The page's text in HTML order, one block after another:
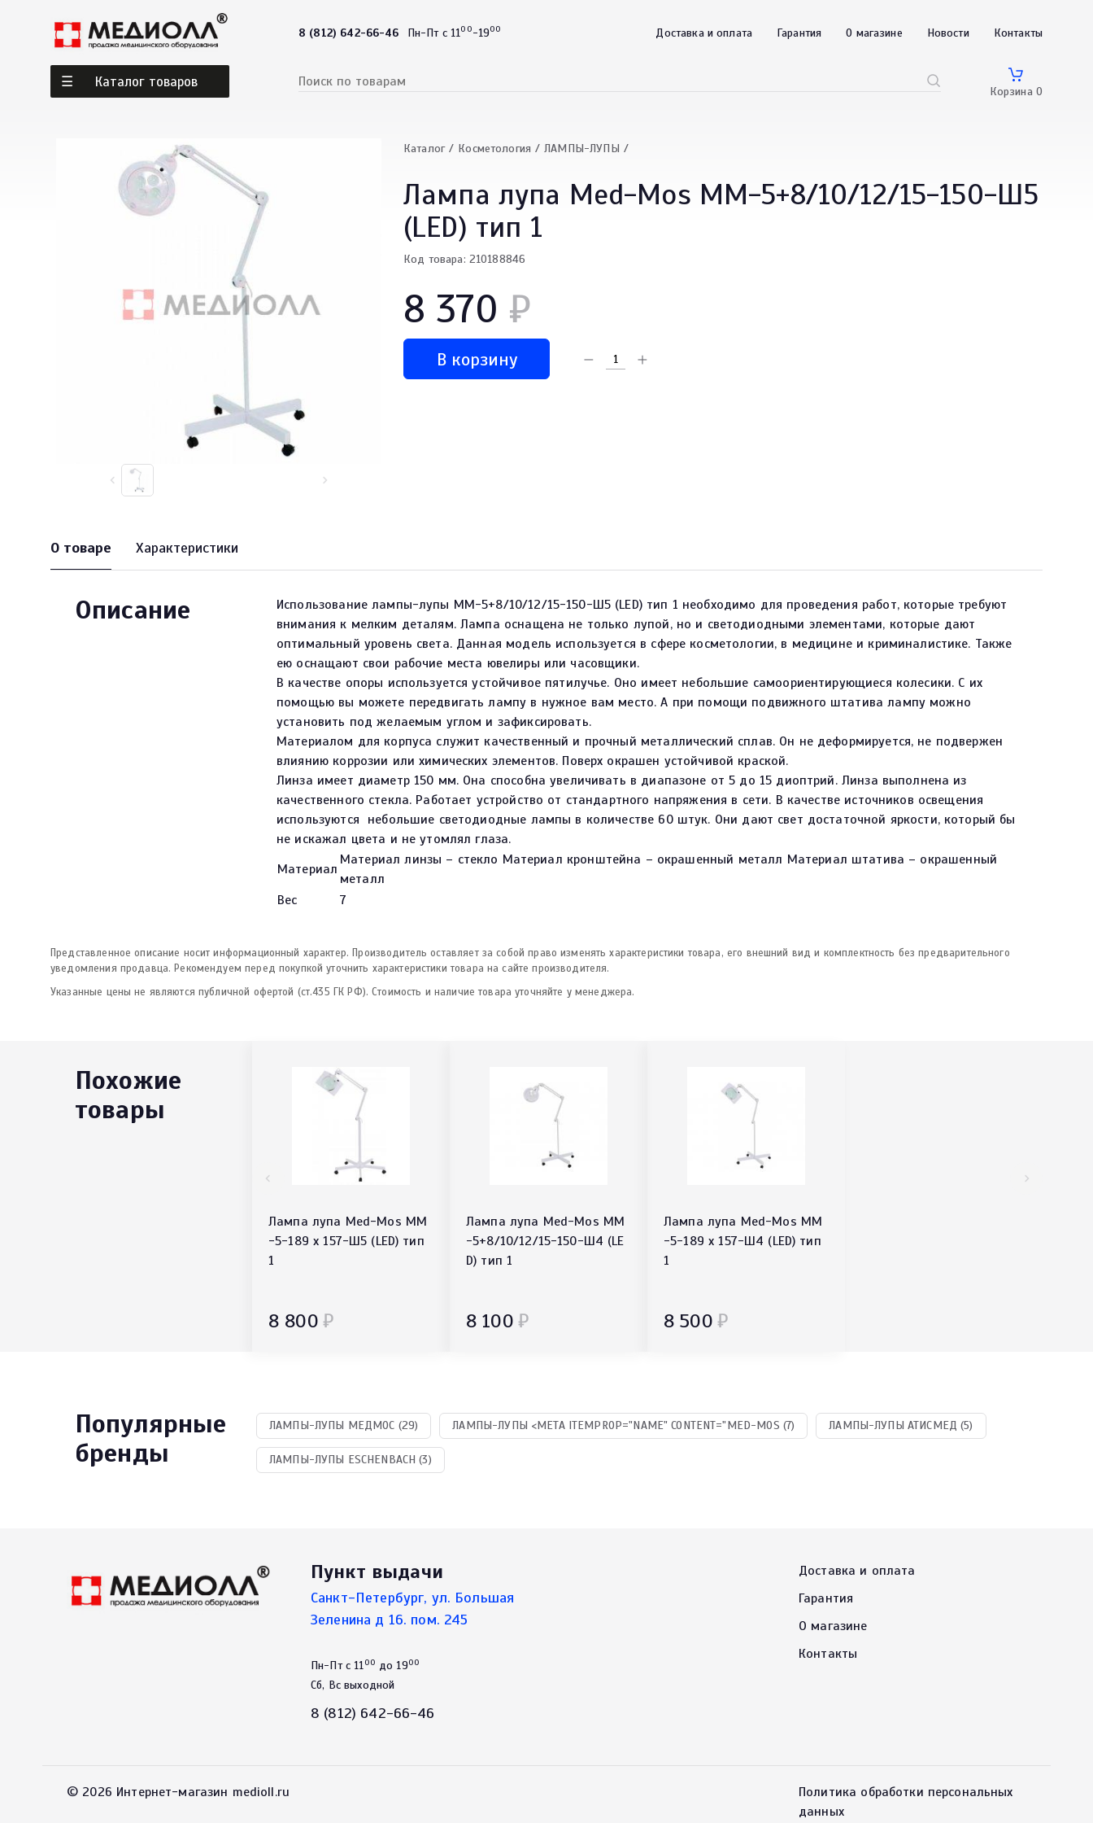
8 (812) 642-66-46 Пн-Пт с 1100-1900 Доставка и оплата Гарантия О магазине Новости Контакты
Каталог товаров
Корзина 0
Каталог Косметология ЛАМПЫ-ЛУПЫ
Лампа лупа Med-Mos MM-5+8/10/12/15-150-Ш5
(LED) тип 1
Код товара: 210188846
8 370 ₽
В корзину
О товаре Характеристики
Описание
Использование лампы-лупы MM-5+8/10/12/15-150-Ш5 (LED) тип 1 необходимо для проведения работ, которые требуют
внимания к мелким деталям. Лампа оснащена не только лупой, но и светодиодными элементами, которые дают
оптимальный уровень света. Данная модель используется в сфере косметологии, в медицине и криминалистике. Также
ею оснащают свои рабочие места ювелиры или часовщики.
В качестве опоры используется устойчивое пятилучье. Оно имеет небольшие самоориентирующиеся колесики. С их
помощью вы можете передвигать лампу в нужное вам место. А при помощи подвижного штатива лампу можно
установить под желаемым углом и зафиксировать.
Материалом для корпуса служит качественный и прочный металлический сплав. Он не деформируется, не подвержен
влиянию коррозии или химических элементов. Поверх окрашен устойчивой краской.
Линза имеет диаметр 150 мм. Она способна увеличивать в диапазоне от 5 до 15 диоптрий. Линза выполнена из
качественного стекла. Работает устройство от стандартного напряжения в сети. В качестве источников освещения
используются небольшие светодиодные лампы в количестве 60 штук. Они дают свет достаточной яркости, который бы
не искажал цвета и не утомлял глаза.
Материал
Материал линзы – стекло Материал кронштейна – окрашенный металл Материал штатива – окрашенный
металл
Вес
7
Представленное описание носит информационный характер. Производитель оставляет за собой право изменять характеристики товара, его внешний вид и комплектность без предварительного
уведомления продавца. Рекомендуем перед покупкой уточнить характеристики товара на сайте производителя.
Указанные цены не являются публичной офертой (ст.435 ГК РФ). Стоимость и наличие товара уточняйте у менеджера.
Похожие
товары
Лампа лупа Med-Mos ММ
-5-189 х 157-Ш5 (LED) тип
1
8 800 ₽
Лампа лупа Med-Mos MM
-5+8/10/12/15-150-Ш4 (LE
D) тип 1
8 100 ₽
Лампа лупа Med-Mos ММ
-5-189 х 157-Ш4 (LED) тип
1
8 500 ₽
Популярные
бренды
ЛАМПЫ-ЛУПЫ МЕДМОС (29) ЛАМПЫ-ЛУПЫ <META ITEMPROP="NAME" CONTENT="MED-MOS (7) ЛАМПЫ-ЛУПЫ АТИСМЕД (5)
ЛАМПЫ-ЛУПЫ ESCHENBACH (3)
Пункт выдачи
Санкт-Петербург, ул. Большая
Зеленина д 16. пом. 245
Пн-Пт с 1100 до 1900
Сб, Вс выходной
8 (812) 642-66-46
Доставка и оплата
Гарантия
О магазине
Контакты
© 2026 Интернет-магазин medioll.ru
Политика обработки персональных
данных